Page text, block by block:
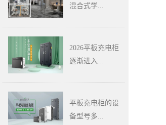
混合式学...
2026平板充电柜
逐渐进入...
平板充电柜的设
备型号多...